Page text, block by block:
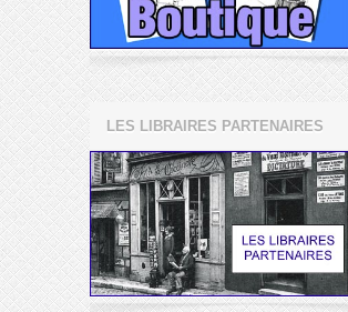
LES LIBRAIRES PARTENAIRES